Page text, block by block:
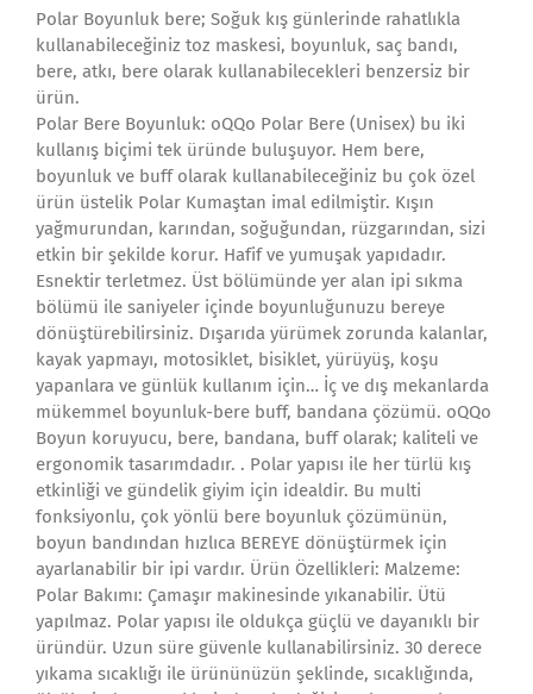
Polar Boyunluk bere; Soğuk kış günlerinde rahatlıkla
kullanabileceğiniz toz maskesi, boyunluk, saç bandı,
bere, atkı, bere olarak kullanabilecekleri benzersiz bir
ürün.
Polar Bere Boyunluk: oQQo Polar Bere (Unisex) bu iki
kullanış biçimi tek üründe buluşuyor. Hem bere,
boyunluk ve buff olarak kullanabileceğiniz bu çok özel
ürün üstelik Polar Kumaştan imal edilmiştir. Kışın
yağmurundan, karından, soğuğundan, rüzgarından, sizi
etkin bir şekilde korur. Hafif ve yumuşak yapıdadır.
Esnektir terletmez. Üst bölümünde yer alan ipi sıkma
bölümü ile saniyeler içinde boyunluğunuzu bereye
dönüştürebilirsiniz. Dışarıda yürümek zorunda kalanlar,
kayak yapmayı, motosiklet, bisiklet, yürüyüş, koşu
yapanlara ve günlük kullanım için… İç ve dış mekanlarda
mükemmel boyunluk-bere buff, bandana çözümü. oQQo
Boyun koruyucu, bere, bandana, buff olarak; kaliteli ve
ergonomik tasarımdadır. . Polar yapısı ile her türlü kış
etkinliği ve gündelik giyim için idealdir. Bu multi
fonksiyonlu, çok yönlü bere boyunluk çözümünün,
boyun bandından hızlıca BEREYE dönüştürmek için
ayarlanabilir bir ipi vardır. Ürün Özellikleri: Malzeme:
Polar Bakımı: Çamaşır makinesinde yıkanabilir. Ütü
yapılmaz. Polar yapısı ile oldukça güçlü ve dayanıklı bir
üründür. Uzun süre güvenle kullanabilirsiniz. 30 derece
yıkama sıcaklığı ile ürününüzün şeklinde, sıcaklığında,